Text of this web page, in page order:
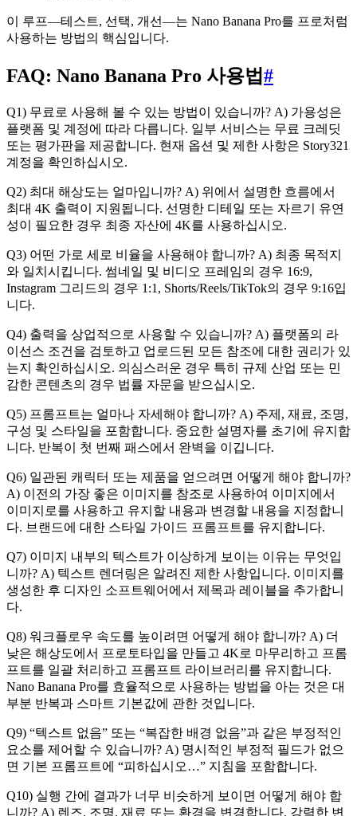
이 루프—테스트, 선택, 개선—는 Nano Banana Pro를 프로처럼
사용하는 방법의 핵심입니다.
FAQ: Nano Banana Pro 사용법#
Q1) 무료로 사용해 볼 수 있는 방법이 있습니까? A) 가용성은
플랫폼 및 계정에 따라 다릅니다. 일부 서비스는 무료 크레딧
또는 평가판을 제공합니다. 현재 옵션 및 제한 사항은 Story321
계정을 확인하십시오.
Q2) 최대 해상도는 얼마입니까? A) 위에서 설명한 흐름에서
최대 4K 출력이 지원됩니다. 선명한 디테일 또는 자르기 유연
성이 필요한 경우 최종 자산에 4K를 사용하십시오.
Q3) 어떤 가로 세로 비율을 사용해야 합니까? A) 최종 목적지
와 일치시킵니다. 썸네일 및 비디오 프레임의 경우 16:9,
Instagram 그리드의 경우 1:1, Shorts/Reels/TikTok의 경우 9:16입
니다.
Q4) 출력을 상업적으로 사용할 수 있습니까? A) 플랫폼의 라
이선스 조건을 검토하고 업로드된 모든 참조에 대한 권리가 있
는지 확인하십시오. 의심스러운 경우 특히 규제 산업 또는 민
감한 콘텐츠의 경우 법률 자문을 받으십시오.
Q5) 프롬프트는 얼마나 자세해야 합니까? A) 주제, 재료, 조명,
구성 및 스타일을 포함합니다. 중요한 설명자를 초기에 유지합
니다. 반복이 첫 번째 패스에서 완벽을 이깁니다.
Q6) 일관된 캐릭터 또는 제품을 얻으려면 어떻게 해야 합니까?
A) 이전의 가장 좋은 이미지를 참조로 사용하여 이미지에서
이미지로를 사용하고 유지할 내용과 변경할 내용을 지정합니
다. 브랜드에 대한 스타일 가이드 프롬프트를 유지합니다.
Q7) 이미지 내부의 텍스트가 이상하게 보이는 이유는 무엇입
니까? A) 텍스트 렌더링은 알려진 제한 사항입니다. 이미지를
생성한 후 디자인 소프트웨어에서 제목과 레이블을 추가합니
다.
Q8) 워크플로우 속도를 높이려면 어떻게 해야 합니까? A) 더
낮은 해상도에서 프로토타입을 만들고 4K로 마무리하고 프롬
프트를 일괄 처리하고 프롬프트 라이브러리를 유지합니다.
Nano Banana Pro를 효율적으로 사용하는 방법을 아는 것은 대
부분 반복과 스마트 기본값에 관한 것입니다.
Q9) “텍스트 없음” 또는 “복잡한 배경 없음”과 같은 부정적인
요소를 제어할 수 있습니까? A) 명시적인 부정적 필드가 없으
면 기본 프롬프트에 “피하십시오…” 지침을 포함합니다.
Q10) 실행 간에 결과가 너무 비슷하게 보이면 어떻게 해야 합
니까? A) 렌즈, 조명, 재료 또는 환경을 변경합니다. 강력한 변